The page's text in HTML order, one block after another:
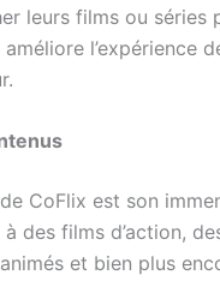
leurs films ou
l’expérience
CoFlix est son
des films d’action,
et bien plus